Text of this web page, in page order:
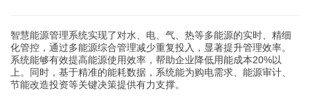
智慧能源管理系统实现了对水、电、气、热等多能源的实时、精细
化管控，通过多能源综合管理减少重复投入，显著提升管理效率。
系统能够有效提高能源使用效率，帮助企业降低用能成本20%以
上。同时，基于精准的能耗数据，系统能为购电需求、能源审计、
节能改造投资等关键决策提供有力支撑。